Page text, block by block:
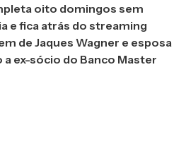
oito domingos sem
e fica atrás do streaming
de Jaques Wagner e esposa
a ex-sócio do Banco Master